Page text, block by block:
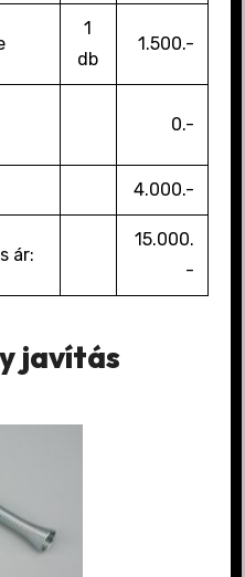
1
db
1.500.-
0.-
4.000.-
ár:
15.000.
-
javítás